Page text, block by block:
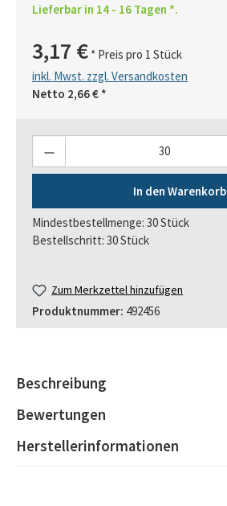
Lieferbar in 14 - 16 Tagen *.
3,17 € * Preis pro 1 Stück
inkl. Mwst. zzgl. Versandkosten
Netto 2,66 € *
In den Warenkorb
Mindestbestellmenge: 30 Stück
Bestellschritt: 30 Stück
Zum Merkzettel hinzufügen
Produktnummer: 492456
Beschreibung
Bewertungen
Herstellerinformationen